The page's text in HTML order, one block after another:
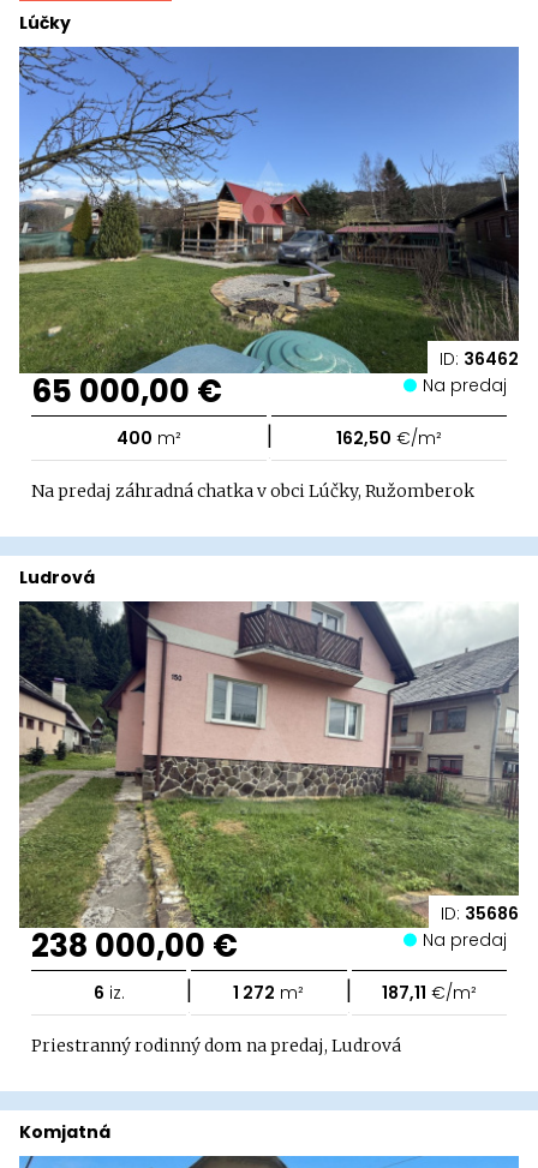
ID: 36462
Lúčky
65 000,00 € Na predaj
400 m² | 162,50 €/m²
Na predaj záhradná chatka v obci Lúčky, Ružomberok
ID: 35686
Ludrová
238 000,00 € Na predaj
6 iz. | 1 272 m² | 187,11 €/m²
Priestranný rodinný dom na predaj, Ludrová
Komjatná